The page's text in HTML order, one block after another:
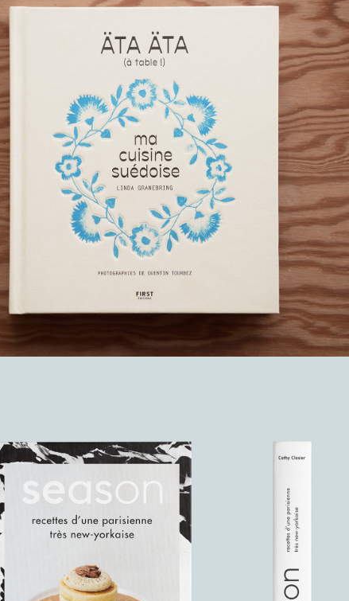
ATA ATA
SEASON